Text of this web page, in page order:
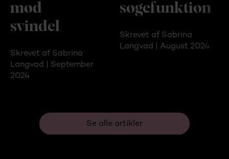
mod
svindel
Skrevet af Sabrina
Langvad | September
2024
søgefunktion
Skrevet af Sabrina
Langvad | August 2024
Se alle artikler